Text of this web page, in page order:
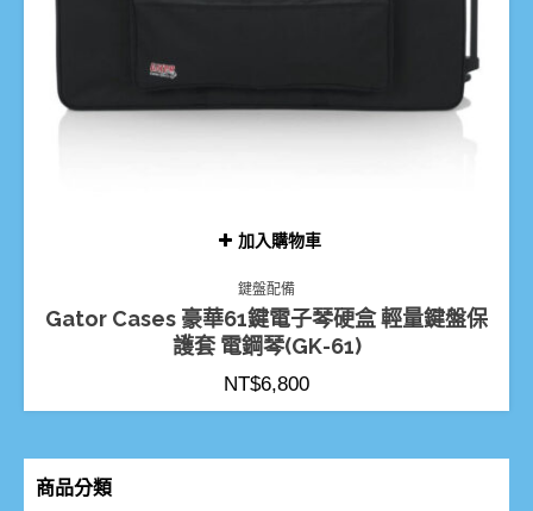
加入購物車
鍵盤配備
Gator Cases 豪華61鍵電子琴硬盒 輕量鍵盤保
護套 電鋼琴(GK-61)
NT$6,800
商品分類